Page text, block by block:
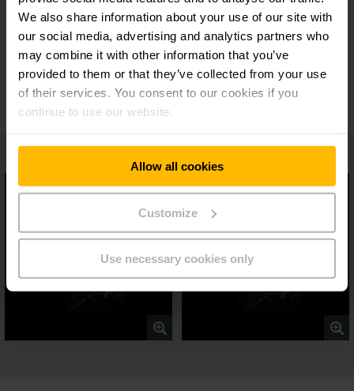
We also share information about your use of our site with
our social media, advertising and analytics partners who
may combine it with other information that you’ve
provided to them or that they’ve collected from your use
of their services. You consent to our cookies if you
continue to use our website.
Allow all cookies
Customize
Use necessary cookies only
con sistema de información
Monitorización para los componentes
controlados del almacén